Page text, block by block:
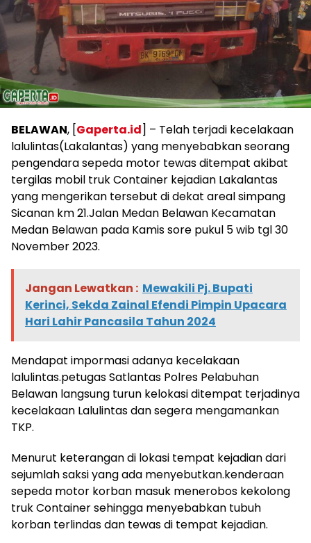
BELAWAN, [Gaperta.id] – Telah terjadi kecelakaan
lalulintas(Lakalantas) yang menyebabkan seorang
pengendara sepeda motor tewas ditempat akibat
tergilas mobil truk Container kejadian Lakalantas
yang mengerikan tersebut di dekat areal simpang
Sicanan km 21.Jalan Medan Belawan Kecamatan
Medan Belawan pada Kamis sore pukul 5 wib tgl 30
November 2023.
Jangan Lewatkan : Mewakili Pj. Bupati
Kerinci, Sekda Zainal Efendi Pimpin Upacara
Hari Lahir Pancasila Tahun 2024
Mendapat impormasi adanya kecelakaan
lalulintas.petugas Satlantas Polres Pelabuhan
Belawan langsung turun kelokasi ditempat terjadinya
kecelakaan Lalulintas dan segera mengamankan
TKP.
Menurut keterangan di lokasi tempat kejadian dari
sejumlah saksi yang ada menyebutkan.kenderaan
sepeda motor korban masuk menerobos kekolong
truk Container sehingga menyebabkan tubuh
korban terlindas dan tewas di tempat kejadian.